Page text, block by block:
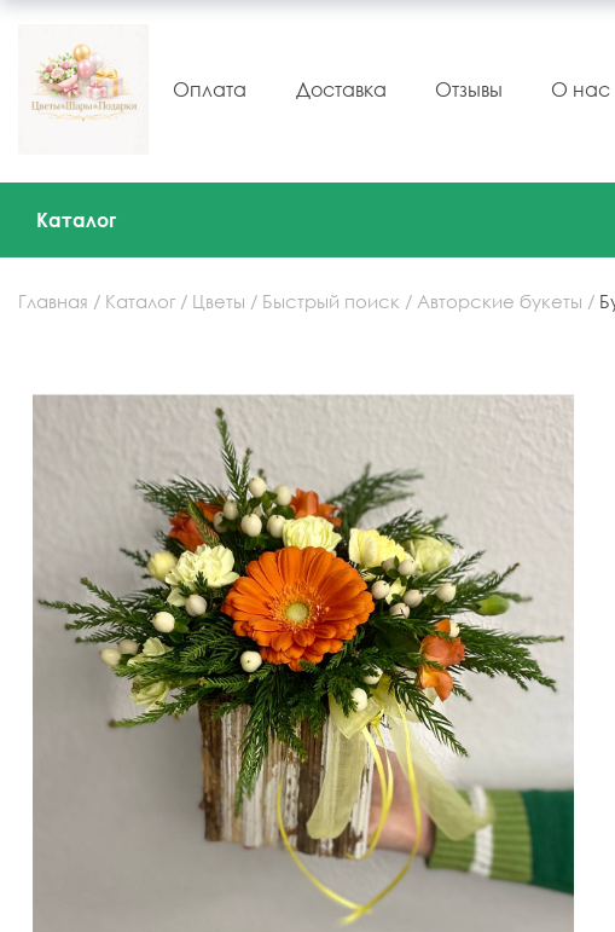
Оплата Доставка Отзывы О нас
Каталог
Главная Каталог Цветы Быстрый поиск Авторские букеты